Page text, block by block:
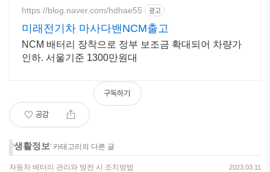
https://blog.naver.com/hdhae55 광고
미래전기차 마사다밴NCM출고
NCM 배터리 장착으로 정부 보조금 확대되어 차량가
인하. 서울기준 1300만원대
공감
구독하기
'생활정보' 카테고리의 다른 글
자동차 배터리 관리와 방전 시 조치방법 2023.03.11